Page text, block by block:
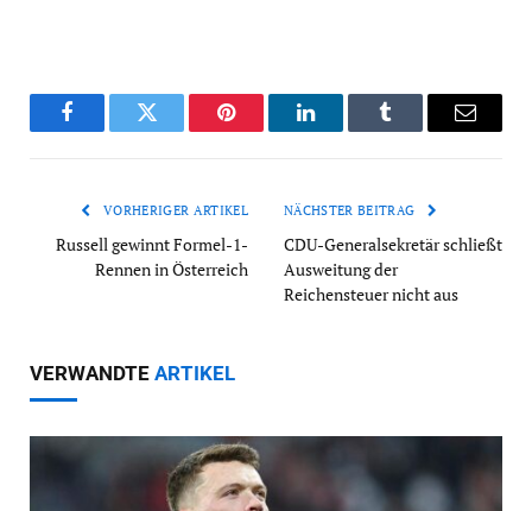
FacebookTwitter Pinterest LinkedInTumblr Email
VORHERIGER ARTIKEL
Russell gewinnt Formel-1-
Rennen in Österreich
NÄCHSTER BEITRAG
CDU-Generalsekretär schließt
Ausweitung der
Reichensteuer nicht aus
VERWANDTE ARTIKEL